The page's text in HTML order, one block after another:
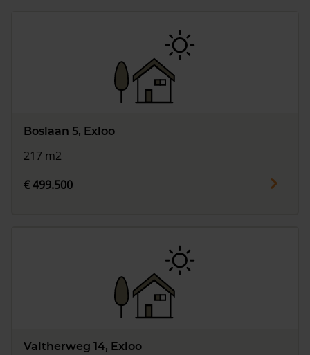
Boslaan 5, Exloo
217 m2
€ 499.500
Valtherweg 14, Exloo